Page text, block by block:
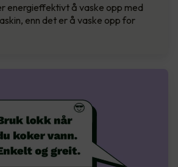
energieffektivt å vaske opp med
enn det er å vaske opp for